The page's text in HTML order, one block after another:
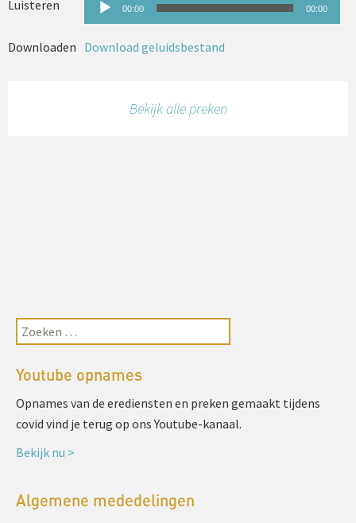
Luisteren Audiospeler
00:00 00:00
Downloaden Download geluidsbestand
Bekijk alle preken
Youtube opnames
Opnames van de erediensten en preken gemaakt tijdens
covid vind je terug op ons Youtube-kanaal.
Bekijk nu >
Algemene mededelingen